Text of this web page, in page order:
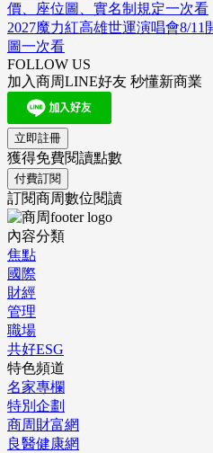
價、座位圖、實名制規定一次看
2027魔力紅高雄世運演唱會8/
圖一次看
FOLLOW US
加入商周LINE好友 秒懂新商業
立即註冊
獲得免費閱讀點數
付費訂閱
訂閱商周數位閱讀
內容分類
焦點
國際
財經
管理
職場
共好ESG
特色頻道
名家專欄
特別企劃
商周財富網
良醫健康網